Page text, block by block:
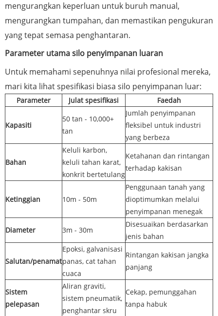
mengurangkan keperluan untuk buruh manual,
mengurangkan tumpahan, dan memastikan pengukuran
yang tepat semasa penghantaran.
Parameter utama silo penyimpanan luaran
Untuk memahami sepenuhnya nilai profesional mereka,
mari kita lihat spesifikasi biasa silo penyimpanan luar:
Parameter Julat spesifikasi Faedah
Kapasiti
50 tan - 10,000+
tan
Jumlah penyimpanan
fleksibel untuk industri
yang berbeza
Bahan
Keluli karbon,
keluli tahan karat,
konkrit bertetulang
Ketahanan dan rintangan
terhadap kakisan
Ketinggian 10m - 50m
Penggunaan tanah yang
dioptimumkan melalui
penyimpanan menegak
Diameter
3m - 30m
Disesuaikan berdasarkan
jenis bahan
Salutan/penamat
Epoksi, galvanisasi
panas, cat tahan
cuaca
Rintangan kakisan jangka
panjang
Sistem
pelepasan
Aliran graviti,
sistem pneumatik,
penghantar skru
Cekap, pemunggahan
tanpa habuk